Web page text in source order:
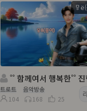
ㅱ
˚˚ 함께여서 행복한˚˚ 진행:몽이 ◈ 담:풀잎ΟΙ
트로트
음악방송
104
168 25